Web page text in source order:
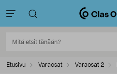
Etusivu Varaosat Varaosat 2